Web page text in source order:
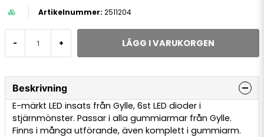
2511204
- + LÄGG I VARUKORGEN
Beskrivning
E-märkt LED insats från Gylle, 6st LED dioder i
stjärnmönster. Passar i alla gummiarmar från Gylle.
Finns i många utförande, även komplett i gummiarm.